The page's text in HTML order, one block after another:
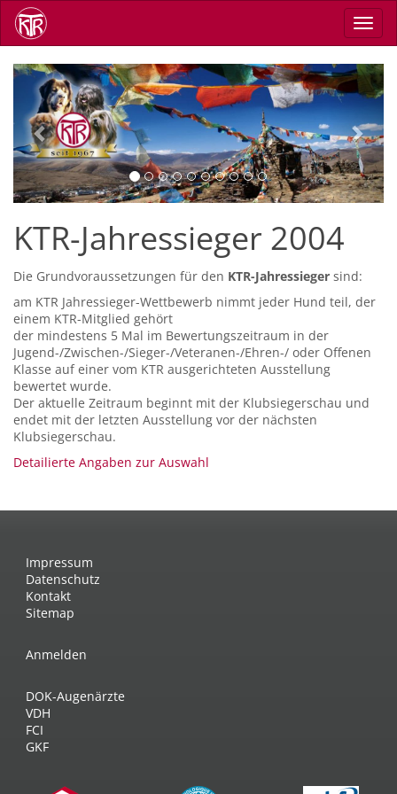
Direkt
zum
Inhalt
Previous Next
KTR-Jahressieger 2004
Die Grundvoraussetzungen für den KTR-Jahressieger sind:
am KTR Jahressieger-Wettbewerb nimmt jeder Hund teil, der
einem KTR-Mitglied gehört
der mindestens 5 Mal im Bewertungszeitraum in der
Jugend-/Zwischen-/Sieger-/Veteranen-/Ehren-/ oder Offenen
Klasse auf einer vom KTR ausgerichteten Ausstellung
bewertet wurde.
Der aktuelle Zeitraum beginnt mit der Klubsiegerschau und
endet mit der letzten Ausstellung vor der nächsten
Klubsiegerschau.
Detailierte Angaben zur Auswahl
Impressum
Datenschutz
Kontakt
Sitemap
Anmelden
DOK-Augenärzte
VDH
FCI
GKF